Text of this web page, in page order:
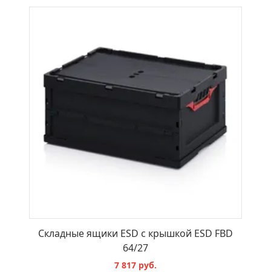
Складные ящики ESD с крышкой ESD FBD
64/27
7 817 руб.